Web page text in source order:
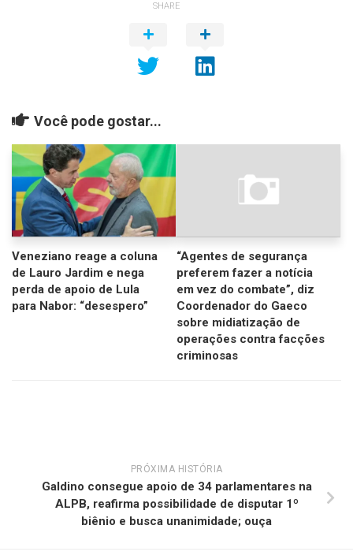
SHARE
Você pode gostar...
Veneziano reage a coluna
de Lauro Jardim e nega
perda de apoio de Lula
para Nabor: “desespero”
“Agentes de segurança
preferem fazer a notícia
em vez do combate”, diz
Coordenador do Gaeco
sobre midiatização de
operações contra facções
criminosas
PRÓXIMA HISTÓRIA
Galdino consegue apoio de 34 parlamentares na
ALPB, reafirma possibilidade de disputar 1º
biênio e busca unanimidade; ouça